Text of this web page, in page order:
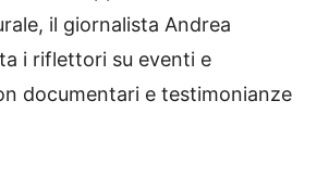
il giornalista Andrea
i riflettori su eventi e
documentari e testimonianze